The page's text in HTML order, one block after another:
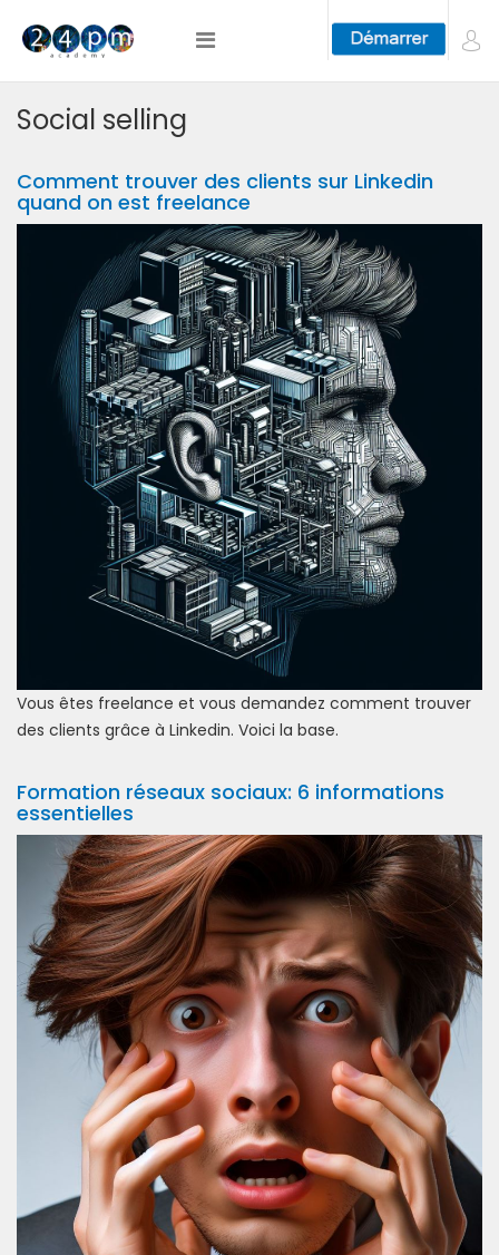
Social selling
Comment trouver des clients sur Linkedin
quand on est freelance
Vous êtes freelance et vous demandez comment trouver
des clients grâce à Linkedin. Voici la base.
Formation réseaux sociaux: 6 informations
essentielles